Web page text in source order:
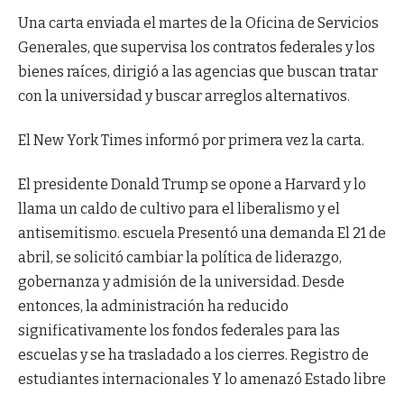
Una carta enviada el martes de la Oficina de Servicios
Generales, que supervisa los contratos federales y los
bienes raíces, dirigió a las agencias que buscan tratar
con la universidad y buscar arreglos alternativos.
El New York Times informó por primera vez la carta.
El presidente Donald Trump se opone a Harvard y lo
llama un caldo de cultivo para el liberalismo y el
antisemitismo. escuelaPresentó una demandaEl 21 de
abril, se solicitó cambiar la política de liderazgo,
gobernanza y admisión de la universidad. Desde
entonces, la administración ha reducido
significativamente los fondos federales para las
escuelas y se ha trasladado a los cierres. Registro de
estudiantes internacionales Y lo amenazó Estado libre